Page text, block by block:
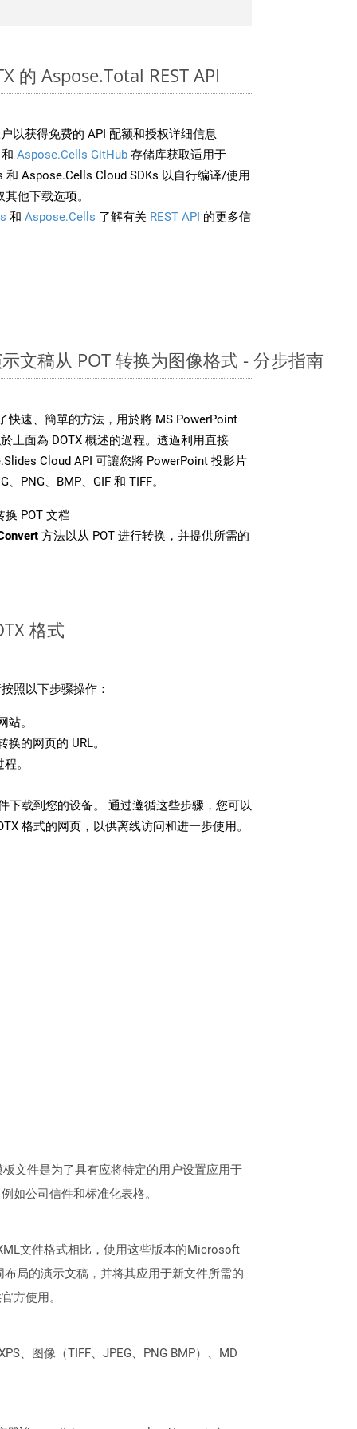
的 Aspose.Total REST API
以获得免费的 API 配额和授权详细信息
和 Aspose.Cells GitHub 存储库获取适用于
和 Aspose.Cells Cloud SDKs 以自行编译/使用
其他下载选项。
和 Aspose.Cells 了解有关 REST API 的更多信
文稿从 POT 转换为图像格式 - 分步指南
快速、簡單的方法，用於將 MS PowerPoint
上面為 DOTX 概述的過程。透過利用直接
Cloud API 可讓您將 PowerPoint 投影片
PNG、BMP、GIF 和 TIFF。
换 POT 文档
方法以从 POT 进行转换，并提供所需的
格式
照以下步骤操作：
站。
的网页的 URL。
。
下载到您的设备。 通过遵循这些步骤，您可以
格式的网页，以供离线访问和进一步使用。
文件是为了具有应将特定的用户设置应用于
如公司信件和标准化表格。
文件格式相比，使用这些版本的Microsoft
局的演示文稿，并将其应用于新文件所需的
方使用。
、图像（TIFF、JPEG、PNG BMP）、MD